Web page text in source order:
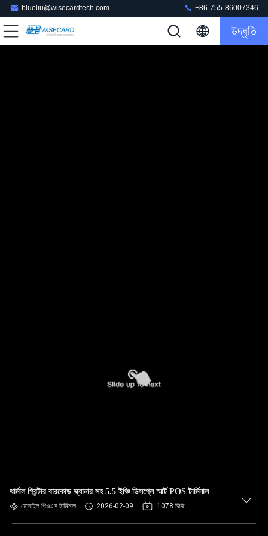
blueliu@wisecardtech.com +86-755-86007346
উদ্ধৃতি
থার্মাল প্রিন্টার বারকোড স্ক্যানার সহ 5.5 ইঞ্চি ডিসপ্লে স্মার্ট POS টার্মিনাল
মোবাইল পিওএস টার্মিনাল 2026-02-09 1078 ভিউ